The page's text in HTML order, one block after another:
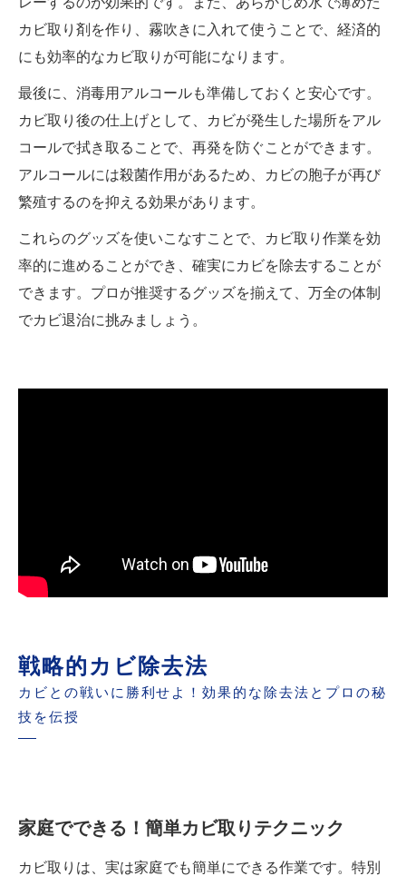
カビ取り剤を作り、霧吹きに入れて使うことで、経済的
にも効率的なカビ取りが可能になります。
最後に、消毒用アルコールも準備しておくと安心です。
カビ取り後の仕上げとして、カビが発生した場所をアル
コールで拭き取ることで、再発を防ぐことができます。
アルコールには殺菌作用があるため、カビの胞子が再び
繁殖するのを抑える効果があります。
これらのグッズを使いこなすことで、カビ取り作業を効
率的に進めることができ、確実にカビを除去することが
できます。プロが推奨するグッズを揃えて、万全の体制
でカビ退治に挑みましょう。
戦略的カビ除去法
カビとの戦いに勝利せよ！効果的な除去法とプロの秘
技を伝授
家庭でできる！簡単カビ取りテクニック
カビ取りは、実は家庭でも簡単にできる作業です。特別